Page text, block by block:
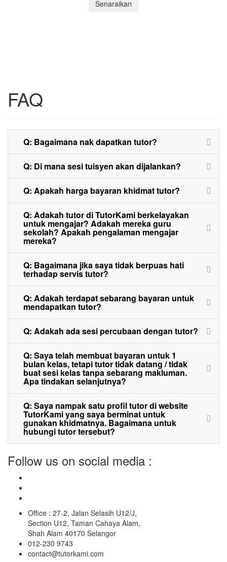
Senaraikan
FAQ
Q: Bagaimana nak dapatkan tutor?
Q: Di mana sesi tuisyen akan dijalankan?
Q: Apakah harga bayaran khidmat tutor?
Q: Adakah tutor di TutorKami berkelayakan
untuk mengajar? Adakah mereka guru
sekolah? Apakah pengalaman mengajar
mereka?
Q: Bagaimana jika saya tidak berpuas hati
terhadap servis tutor?
Q: Adakah terdapat sebarang bayaran untuk
mendapatkan tutor?
Q: Adakah ada sesi percubaan dengan tutor?
Q: Saya telah membuat bayaran untuk 1
bulan kelas, tetapi tutor tidak datang / tidak
buat sesi kelas tanpa sebarang makluman.
Apa tindakan selanjutnya?
Q: Saya nampak satu profil tutor di website
TutorKami yang saya berminat untuk
gunakan khidmatnya. Bagaimana untuk
hubungi tutor tersebut?
Follow us on social media :
Office : 27-2, Jalan Selasih U12/J,
Section U12, Taman Cahaya Alam,
Shah Alam 40170 Selangor
012-230 9743
contact@tutorkami.com